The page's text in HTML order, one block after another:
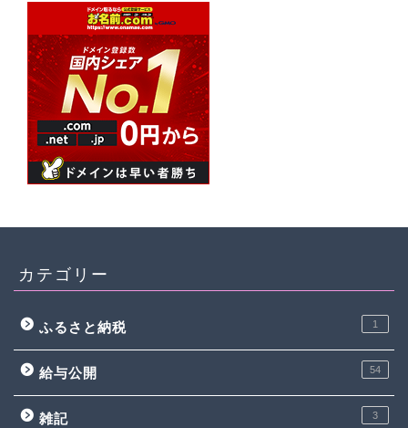
カテゴリー
ふるさと納税 1
給与公開 54
雑記 3